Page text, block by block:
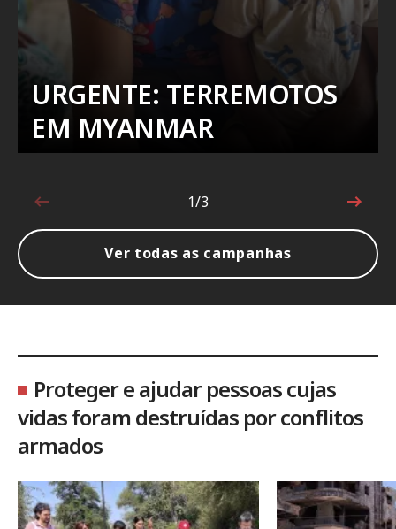
URGENTE: TERREMOTOS
EM MYANMAR
1 de 3
1/3
Ver todas as campanhas
Proteger e ajudar pessoas cujas
vidas foram destruídas por conflitos
armados